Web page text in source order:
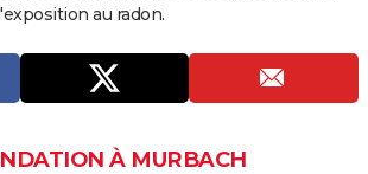
au radon.
À MURBACH